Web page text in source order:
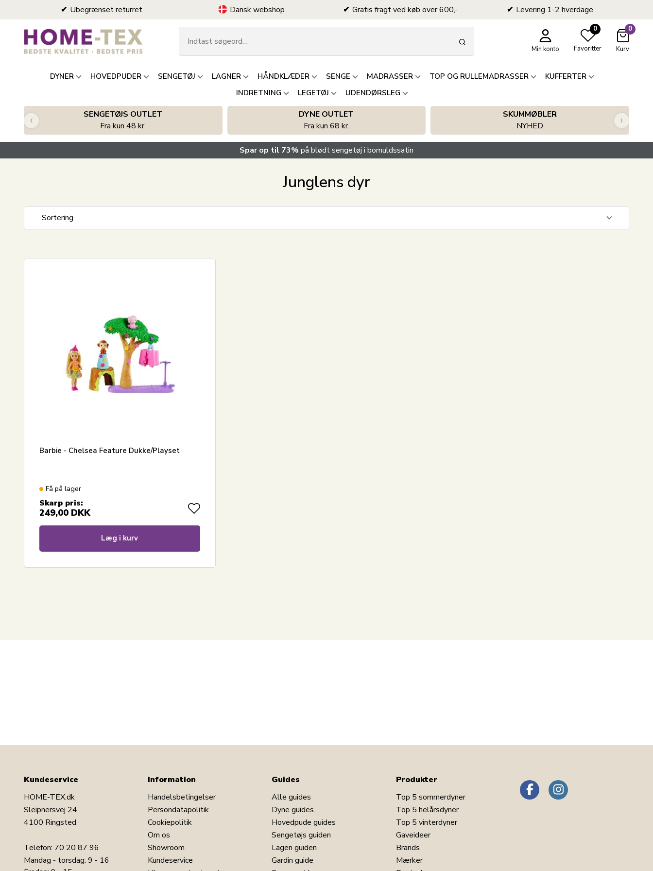
Ubegrænset returret Dansk webshop Gratis fragt ved køb over 600,- Levering 1-2 hverdage
Min konto
0
Favoritter
0
Kurv
DYNER HOVEDPUDER SENGETØJ LAGNER HÅNDKLÆDER SENGE MADRASSER TOP OG RULLEMADRASSER
KUFFERTER
INDRETNING
LEGETØJ UDENDØRSLEG
SENGETØJS OUTLET
Fra kun 48 kr.
DYNE OUTLET
Fra kun 68 kr.
SKUMMØBLER
NYHED
‹ ›
Spar op til 73% på blødt sengetøj i bomuldssatin
Junglens dyr
Sortering
Barbie - Chelsea Feature Dukke/Playset
Få på lager
Skarp pris:
249,00 DKK
Læg i kurv
Kundeservice
HOME-TEX.dk
Sleipnersvej 24
4100 Ringsted
Telefon: 70 20 87 96
Mandag - torsdag: 9 - 16
Information
Handelsbetingelser
Persondatapolitik
Cookiepolitik
Om os
Showroom
Kundeservice
Guides
Alle guides
Dyne guides
Hovedpude guides
Sengetøjs guiden
Lagen guiden
Gardin guide
Produkter
Top 5 sommerdyner
Top 5 helårsdyner
Top 5 vinterdyner
Gaveideer
Brands
Mærker